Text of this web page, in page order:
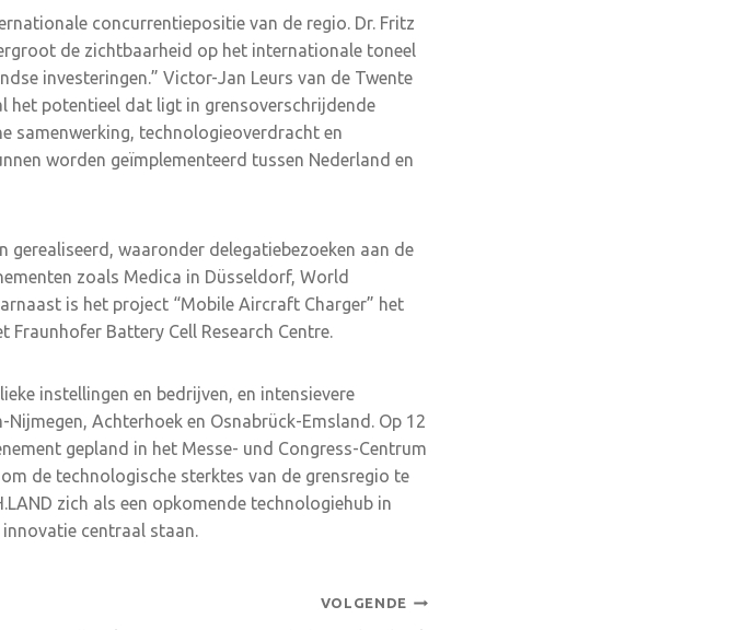
concurrentiepositie van de regio. Dr. Fritz
de zichtbaarheid op het internationale toneel
investeringen.” Victor-Jan Leurs van de Twente
het potentieel dat ligt in grensoverschrijdende
samenwerking, technologieoverdracht en
worden geïmplementeerd tussen Nederland en
waaronder delegatiebezoeken aan de
zoals Medica in Düsseldorf, World
is het project “Mobile Aircraft Charger” het
Battery Cell Research Centre.
instellingen en bedrijven, en intensievere
Achterhoek en Osnabrück-Emsland. Op 12
gepland in het Messe- und Congress-Centrum
om de technologische sterktes van de grensregio te
zich als een opkomende technologiehub in
centraal staan.
VOLGENDE